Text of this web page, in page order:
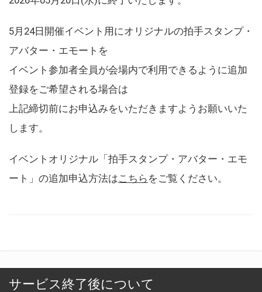
5月24日開催イベント用にオリジナルの拍手スタンプ・
アバター・エモートを
イベント参加者全員が会場内で利用できるように追加
登録をご希望される場合は
上記締切前にお申込みをいただきますようお願いいた
します。
イベントオリジナル「拍手スタンプ・アバター・エモ
ート」の追加申込方法はこちら をご覧ください。
サービス終了後について